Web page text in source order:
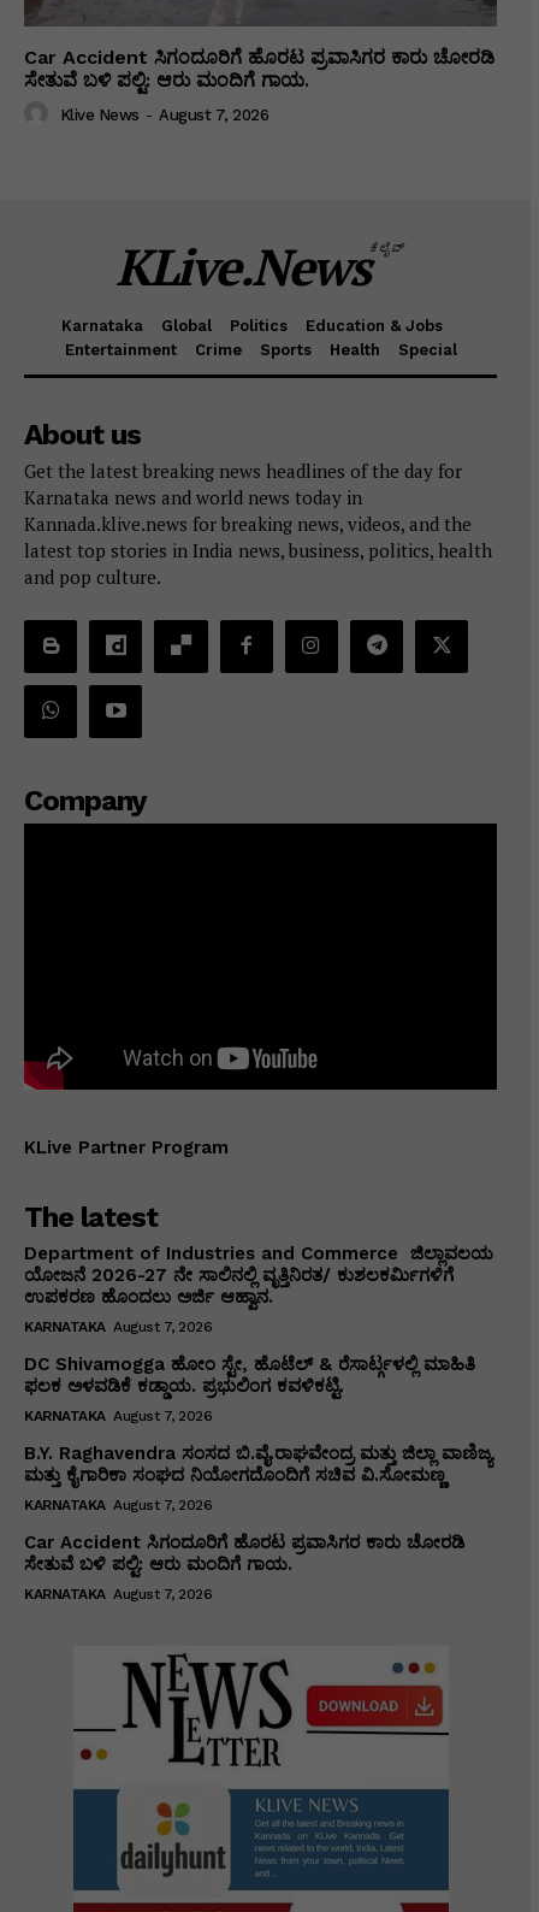
Car Accident ಸಿಗಂದೂರಿಗೆ ಹೊರಟ ಪ್ರವಾಸಿಗರ ಕಾರು ಚೋರಡಿ
ಸೇತುವೆ ಬಳಿ ಪಲ್ಟಿ: ಆರು ಮಂದಿಗೆ ಗಾಯ.
Klive News - August 7, 2026
KLive.Newsಕೆಲೈವ್
Karnataka Global Politics
Education & Jobs
Entertainment
Crime Sports Health Special
About us
Get the latest breaking news headlines of the day for
Karnataka news and world news today in
Kannada.klive.news for breaking news, videos, and the
latest top stories in India news, business, politics, health
and pop culture.
Company
KLive Partner Program
The latest
Department of Industries and Commerce ಜಿಲ್ಲಾವಲಯ
ಯೋಜನೆ 2026-27 ನೇ ಸಾಲಿನಲ್ಲಿ ವೃತ್ತಿನಿರತ/ ಕುಶಲಕರ್ಮಿಗಳಿಗೆ
ಉಪಕರಣ ಹೊಂದಲು ಅರ್ಜಿ ಆಹ್ವಾನ.
KARNATAKA August 7, 2026
DC Shivamogga ಹೋಂ ಸ್ಟೇ, ಹೊಟೆಲ್ & ರೆಸಾರ್ಟ್ಗಳಲ್ಲಿ ಮಾಹಿತಿ
ಫಲಕ ಅಳವಡಿಕೆ ಕಡ್ಡಾಯ. ಪ್ರಭುಲಿಂಗ ಕವಳಿಕಟ್ಟಿ.
KARNATAKA August 7, 2026
B.Y. Raghavendra ಸಂಸದ ಬಿ.ವೈ.ರಾಘವೇಂದ್ರ ಮತ್ತು ಜಿಲ್ಲಾ ವಾಣಿಜ್ಯ
ಮತ್ತು ಕೈಗಾರಿಕಾ ಸಂಘದ ನಿಯೋಗದೊಂದಿಗೆ ಸಚಿವ ವಿ‌.ಸೋಮಣ್ಣ
KARNATAKA August 7, 2026
Car Accident ಸಿಗಂದೂರಿಗೆ ಹೊರಟ ಪ್ರವಾಸಿಗರ ಕಾರು ಚೋರಡಿ
ಸೇತುವೆ ಬಳಿ ಪಲ್ಟಿ: ಆರು ಮಂದಿಗೆ ಗಾಯ.
KARNATAKA August 7, 2026